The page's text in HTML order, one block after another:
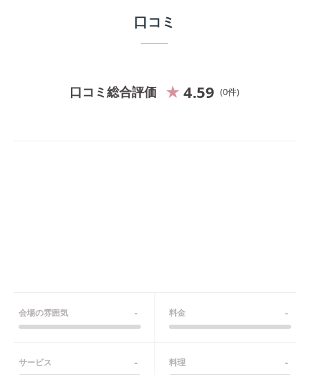
口コミ
口コミ総合評価 4.59 0件
会場の雰囲気 - 料金 -
サービス - 料理 -